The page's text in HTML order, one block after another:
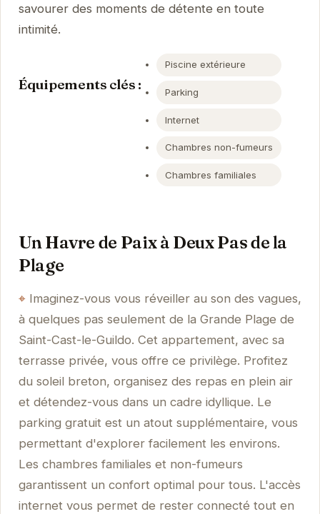
savourer des moments de détente en toute
intimité.
Équipements clés :
Piscine extérieure
Parking
Internet
Chambres non-fumeurs
Chambres familiales
Un Havre de Paix à Deux Pas de la
Plage
Imaginez-vous vous réveiller au son des vagues,
à quelques pas seulement de la Grande Plage de
Saint-Cast-le-Guildo. Cet appartement, avec sa
terrasse privée, vous offre ce privilège. Profitez
du soleil breton, organisez des repas en plein air
et détendez-vous dans un cadre idyllique. Le
parking gratuit est un atout supplémentaire, vous
permettant d'explorer facilement les environs.
Les chambres familiales et non-fumeurs
garantissent un confort optimal pour tous. L'accès
internet vous permet de rester connecté tout en